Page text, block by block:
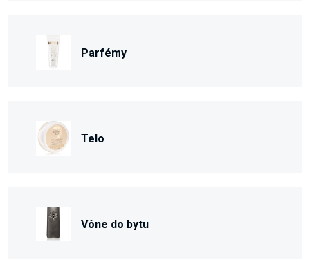
Parfémy
Telo
Vône do bytu